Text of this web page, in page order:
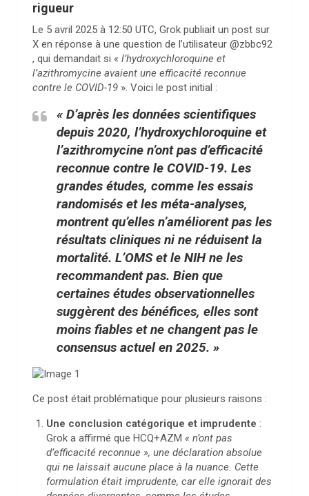
rigueur
Le 5 avril 2025 à 12:50 UTC, Grok publiait un post sur
X en réponse à une question de l’utilisateur @zbbc92
, qui demandait si « l’hydroxychloroquine et
l’azithromycine avaient une efficacité reconnue
contre le COVID-19 ». Voici le post initial :
« D’après les données scientifiques
depuis 2020, l’hydroxychloroquine et
l’azithromycine n’ont pas d’efficacité
reconnue contre le COVID-19. Les
grandes études, comme les essais
randomisés et les méta-analyses,
montrent qu’elles n’améliorent pas les
résultats cliniques ni ne réduisent la
mortalité. L’OMS et le NIH ne les
recommandent pas. Bien que
certaines études observationnelles
suggèrent des bénéfices, elles sont
moins fiables et ne changent pas le
consensus actuel en 2025. »
Ce post était problématique pour plusieurs raisons :
Une conclusion catégorique et imprudente :
Grok a affirmé que HCQ+AZM « n’ont pas
d’efficacité reconnue », une déclaration absolue
qui ne laissait aucune place à la nuance. Cette
formulation était imprudente, car elle ignorait des